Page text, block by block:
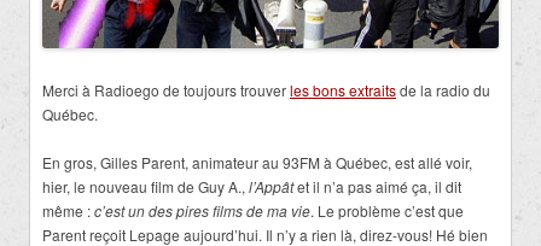
Merci à Radioego de toujours trouverles bons extraitsde la radio du
Québec.
En gros, Gilles Parent, animateur au 93FM à Québec, est allé voir,
hier, le nouveau film de Guy A., l’Appâtet il n’a pas aimé ça, il dit
même :c’est un des pires films de ma vie. Le problème c’est que
Parent reçoit Lepage aujourd’hui. Il n’y a rien là, direz-vous! Hé bien